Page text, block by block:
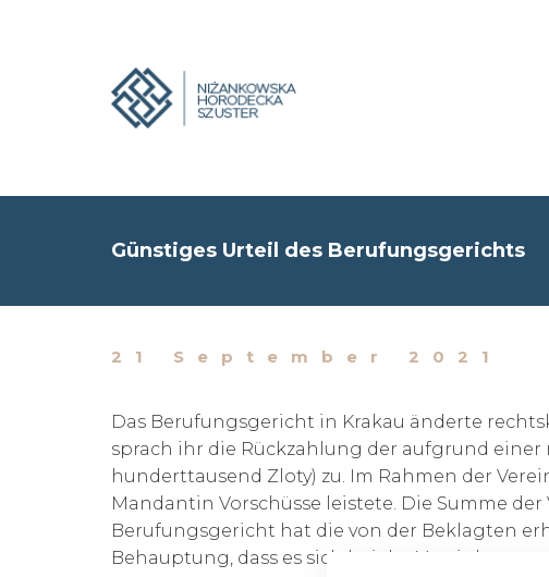
Günstiges Urteil des Berufungsgerichts
21 September 2021
Das Berufungsgericht in Krakau änderte
sprach ihr die Rückzahlung der aufgrund
hunderttausend Zloty) zu. Im Rahmen der
Mandantin Vorschüsse leistete. Die Summe
Berufungsgericht hat die von der Beklagten
Behauptung, dass es sich bei der